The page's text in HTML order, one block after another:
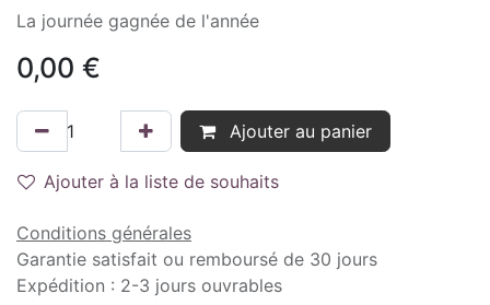
La journée gagnée de l'année
0,00 €
Ajouter au panier
Ajouter à la liste de souhaits
Conditions générales
Garantie satisfait ou remboursé de 30 jours
Expédition : 2-3 jours ouvrables